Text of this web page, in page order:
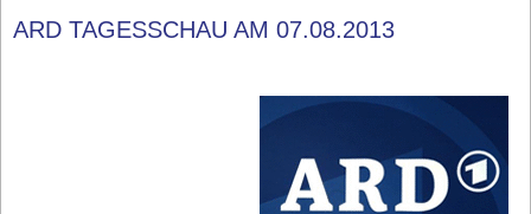
ARD TAGESSCHAU AM 07.08.2013